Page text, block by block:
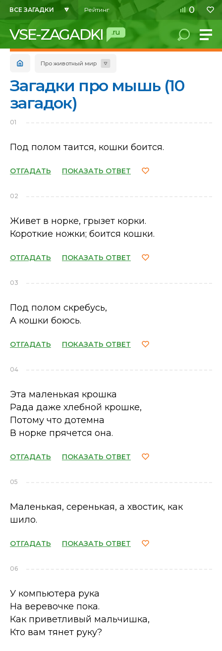
ВСЕ ЗАГАДКИ Рейтинг 0
VSE-ZAGADKI .ru
Про животный мир
Загадки про мышь (10
загадок)
01
Под полом таится, кошки боится.
ОТГАДАТЬ ПОКАЗАТЬ ОТВЕТ
02
Живет в норке, грызет корки.
Короткие ножки; боится кошки.
ОТГАДАТЬ ПОКАЗАТЬ ОТВЕТ
03
Под полом скребусь,
А кошки боюсь.
ОТГАДАТЬ ПОКАЗАТЬ ОТВЕТ
04
Эта маленькая крошка
Рада даже хлебной крошке,
Потому что дотемна
В норке прячется она.
ОТГАДАТЬ ПОКАЗАТЬ ОТВЕТ
05
Маленькая, серенькая, а хвостик, как
шило.
ОТГАДАТЬ ПОКАЗАТЬ ОТВЕТ
06
У компьютера рука
На веревочке пока.
Как приветливый мальчишка,
Кто вам тянет руку?